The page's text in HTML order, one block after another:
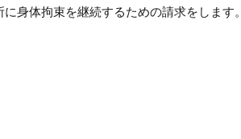
身体拘束を継続するための請求をします。